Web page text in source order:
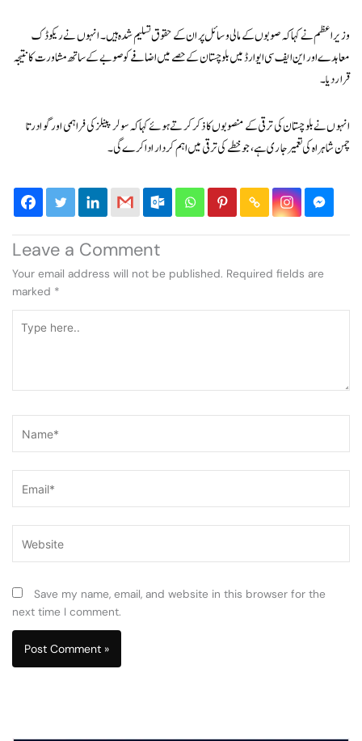
وزیراعظم نے کہا کہ صوبوں کے مالی وسائل پر ان کے حقوق تسلیم شدہ ہیں۔ انہوں نے ریکوڈک
معاہدے اور این ایف سی ایوارڈ میں بلوچستان کے حصے میں اضافے کو صوبے کے ساتھ مشاورت کا نتیجہ
قرار دیا۔
انہوں نے بلوچستان کی ترقی کے منصوبوں کا ذکر کرتے ہوئے کہا کہ سولر پینلز کی فراہمی اور گوادر تا
چمن شاہراہ کی تعمیر جاری ہے، جو خطے کی ترقی میں اہم کردار ادا کرے گی۔
Leave a Comment
Your email address will not be published. Required fields are
marked *
here..
Save my name, email, and website in this browser for the
next time I comment.